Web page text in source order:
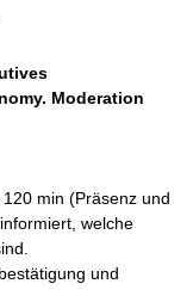
Moderation
welche